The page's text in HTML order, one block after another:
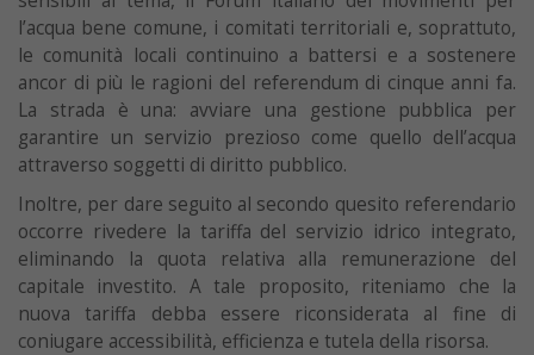
l’acqua bene comune, i comitati territoriali e, soprattuto,
le comunità locali continuino a battersi e a sostenere
ancor di più le ragioni del referendum di cinque anni fa.
La strada è una: avviare una gestione pubblica per
garantire un servizio prezioso come quello dell’acqua
attraverso soggetti di diritto pubblico.
Inoltre, per dare seguito al secondo quesito referendario
occorre rivedere la tariffa del servizio idrico integrato,
eliminando la quota relativa alla remunerazione del
capitale investito. A tale proposito, riteniamo che la
nuova tariffa debba essere riconsiderata al fine di
coniugare accessibilità, efficienza e tutela della risorsa.